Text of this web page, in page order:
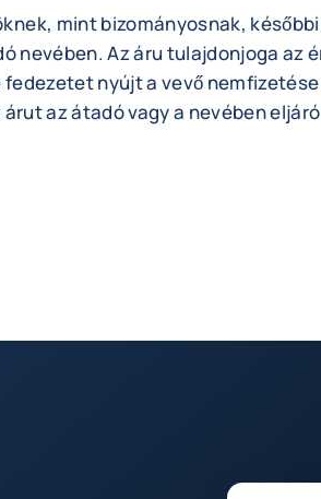
mint bizományosnak,
nevében. Az áru tulajdonjoga az
nyújt a vevő
az átadó vagy a nevében